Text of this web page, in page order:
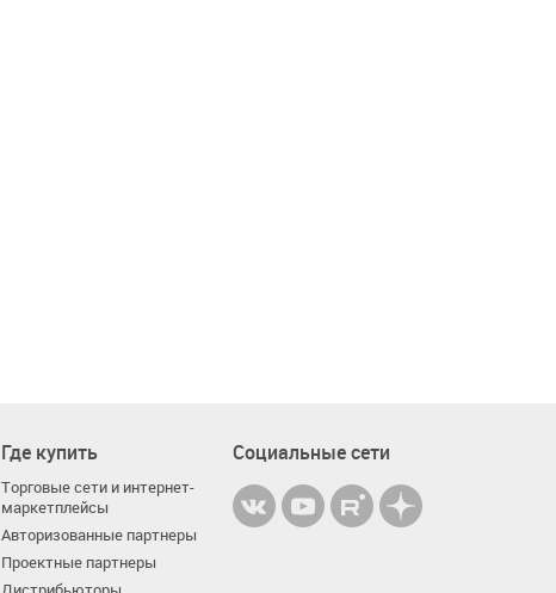
Где купить
Торговые сети и интернет-
маркетплейсы
Авторизованные партнеры
Проектные партнеры
Социальные сети